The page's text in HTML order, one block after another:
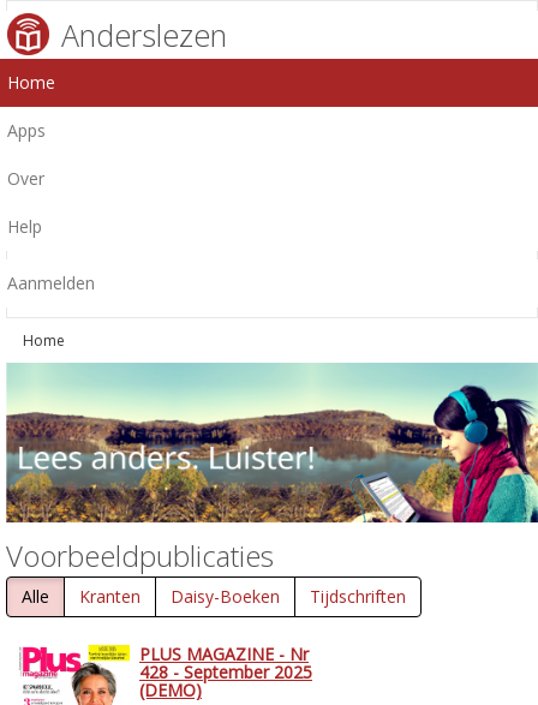
Anderslezen
Home
Apps
Over
Help
Aanmelden
Home
Voorbeeldpublicaties
Alle Kranten Daisy-Boeken Tijdschriften
PLUS MAGAZINE - Nr
428 - September 2025
(DEMO)